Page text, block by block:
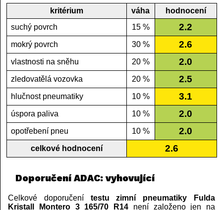
kritérium váha
hodnocení
suchý povrch
15 % 2.2
mokrý povrch 30 % 2.6
vlastnosti na sněhu 20 % 2.0
zledovatělá vozovka 20 % 2.5
hlučnost pneumatiky 10 % 3.1
úspora paliva 10 % 2.0
opotřebení pneu 10 % 2.0
celkové hodnocení 2.6
Doporučení ADAC: vyhovující
Celkové doporučení testu zimní pneumatiky Fulda
Kristall Montero 3 165/70 R14 není založeno jen na